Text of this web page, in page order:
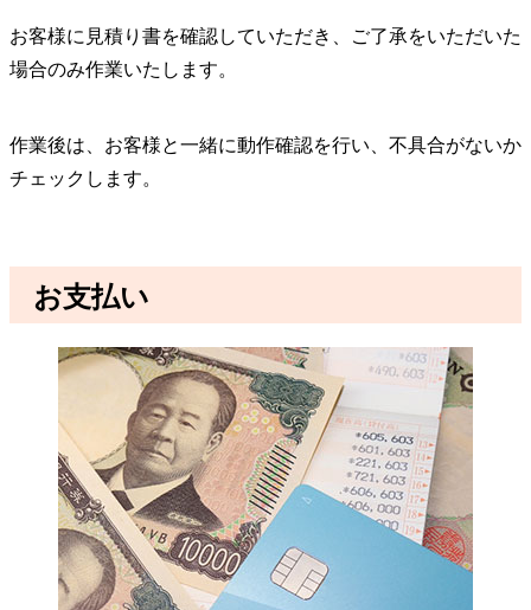
お客様に見積り書を確認していただき、ご了承をいただいた
場合のみ作業いたします。
作業後は、お客様と一緒に動作確認を行い、不具合がないか
チェックします。
お支払い